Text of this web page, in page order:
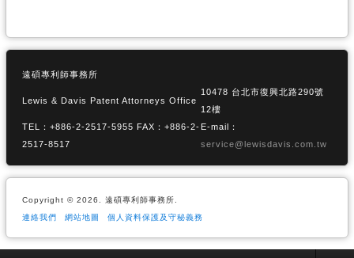
遠碩專利師事務所
Lewis & Davis Patent Attorneys Office
10478 台北市復興北路290號
12樓
TEL：+886-2-2517-5955 FAX：+886-2-
2517-8517
E-mail：
service@lewisdavis.com.tw
Copyright © 2026. 遠碩專利師事務所.
連絡我們
網站地圖 個人資料保護及守秘義務